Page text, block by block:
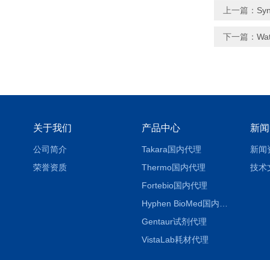
上一篇：
下一篇：
关于我们
公司简介
荣誉资质
产品中心
Takara国内代理
Thermo国内代理
Fortebio国内代理
Gentaur试剂代理
VistaLab耗材代理
新
新闻
技术